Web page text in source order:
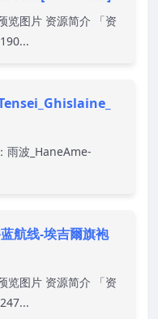
览图片 资源简介 「资
雨波_HaneAme-
航线-埃吉爾旗袍
览图片 资源简介 「资